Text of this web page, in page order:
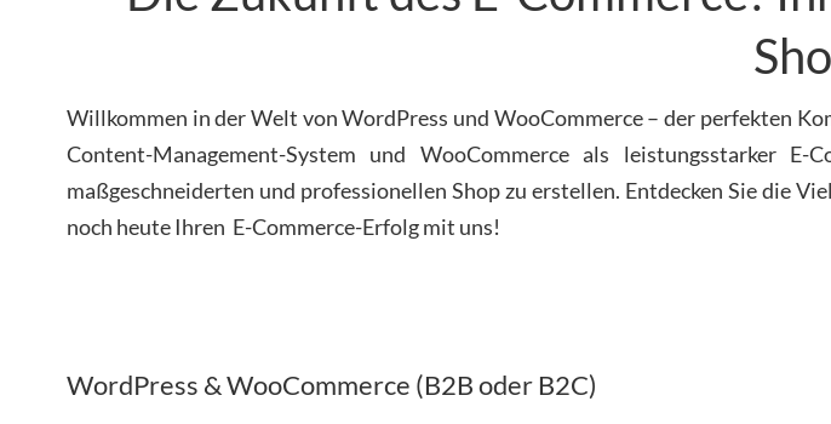
Willkommen in der Welt von WordPress und WooCommerce – der perfekten
Content-Management-System und WooCommerce als leistungsstarker
maßgeschneiderten und professionellen Shop zu erstellen. Entdecken Sie die
noch heute Ihren E-Commerce-Erfolg mit uns!
WordPress & WooCommerce (B2B oder B2C)